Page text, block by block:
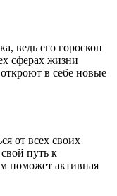
ведь его гороскоп
сферах жизни
в себе новые
от всех своих
путь к
поможет активная